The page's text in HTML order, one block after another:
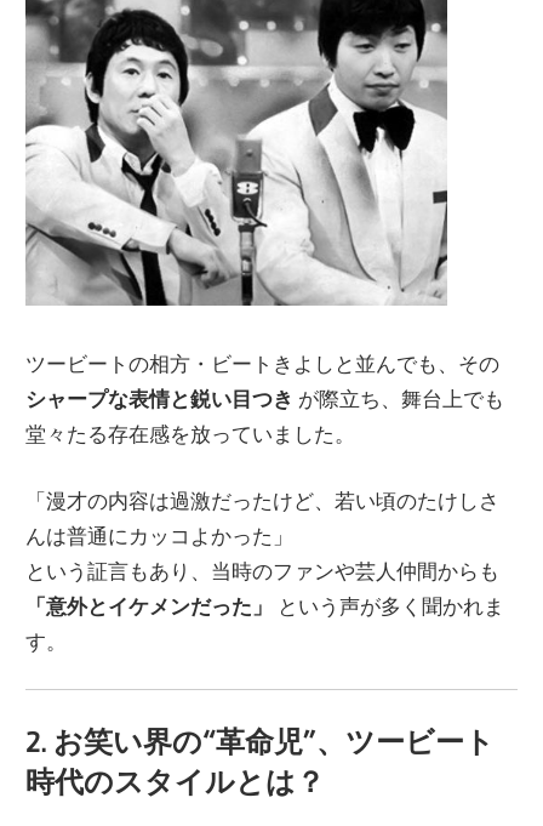
ツービートの相方・ビートきよしと並んでも、その
シャープな表情と鋭い目つき が際立ち、舞台上でも
堂々たる存在感を放っていました。
「漫才の内容は過激だったけど、若い頃のたけしさ
んは普通にカッコよかった」
という証言もあり、当時のファンや芸人仲間からも
「意外とイケメンだった」
という声が多く聞かれま
す。
2. お笑い界の“革命児”、ツービート
時代のスタイルとは？